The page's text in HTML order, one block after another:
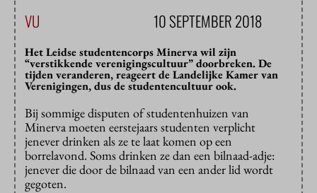
VU 10 SEPTEMBER 2018
Het Leidse studentencorps Minerva wil zijn
“verstikkende verenigingscultuur” doorbreken. De
tijden veranderen, reageert de Landelijke Kamer van
Verenigingen, dus de studentencultuur ook.
Bij sommige disputen of studentenhuizen van
Minerva moeten eerstejaars studenten verplicht
jenever drinken als ze te laat komen op een
borrelavond. Soms drinken ze dan een bilnaad-adje:
jenever die door de bilnaad van een ander lid wordt
gegoten.